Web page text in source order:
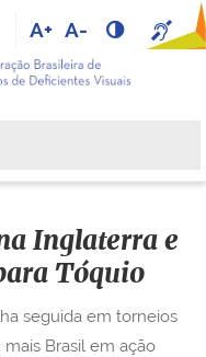
A+ A-
Inglaterra e
Tóquio
seguida em torneios
Brasil em ação